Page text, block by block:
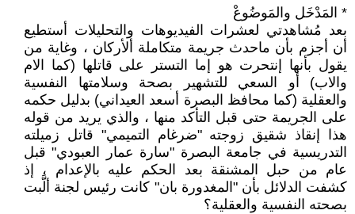
* المَدْخَل والمَوضُوعْ
بعد مُشاهدتي لعشرات الفيديوهات والتحليلات أستطيع
أن أجزم بأن ماحدث جريمة متكاملة ألأركان ، وغاية من
يقول بأنها إنتحرت هو إما التستر على قاتلها (كما الام
والاب) أو السعي للتشهير بصحة وسلامتها النفسية
والعقلية (كما محافظ البصرة أسعد العيداني) بدليل حكمه
على الجريمة حتى قبل التأكد منها ، والذي يريد من قوله
هذا إنقاذ شقيق زوجته "ضرغام التميمي" قاتل زميلته
التدريسية في جامعة البصرة "سارة عمار العبودي" قبل
عام من حبل المشنقة بعد الحكم عليه بالإعدام ، إذ
كشفت الدلائل بأن "المغدورة بان" كانت رئيس لجنة ألَّبت
بصحته النفسية والعقلية؟